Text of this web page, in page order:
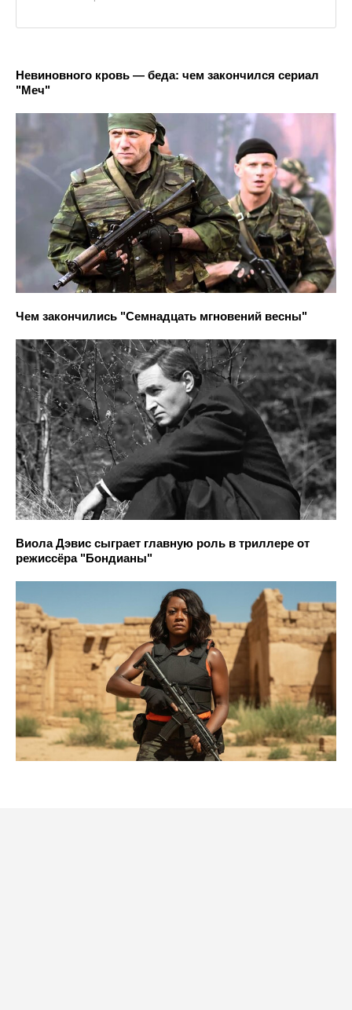
Невиновного кровь — беда: чем закончился сериал
"Меч"
Чем закончились "Семнадцать мгновений весны"
Виола Дэвис сыграет главную роль в триллере от
режиссёра "Бондианы"